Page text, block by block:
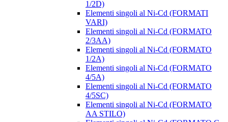
1/2D)
Elementi singoli al Ni-Cd (FORMATI
VARI)
Elementi singoli al Ni-Cd (FORMATO
2/3AA)
Elementi singoli al Ni-Cd (FORMATO
1/2A)
Elementi singoli al Ni-Cd (FORMATO
4/5A)
Elementi singoli al Ni-Cd (FORMATO
4/5SC)
Elementi singoli al Ni-Cd (FORMATO
AA STILO)